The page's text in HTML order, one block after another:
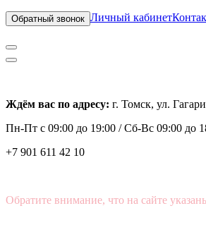
Обратный звонок Личный кабинет
Ждём вас по адресу: г. Томск, ул.
Пн-Пт с 09:00 до 19:00 /Сб-Вс 09:00 до
+7 901 611 42 10
Обратите внимание, что на сайте